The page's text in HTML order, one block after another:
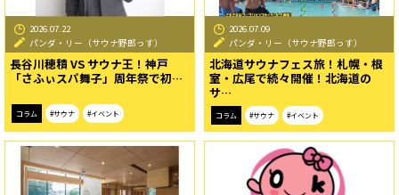
2026.07.22
パンダ・リー（サウナ野郎っす）
長谷川穂積 VS サウナ王！神戸
「さふぃスパ舞子」周年祭で初…
コラム #サウナ #イベント
2026.07.09
パンダ・リー（サウナ野郎っす）
北海道サウナフェス旅！札幌・根
室・広尾で続々開催！北海道の
サ…
コラム #サウナ #イベント